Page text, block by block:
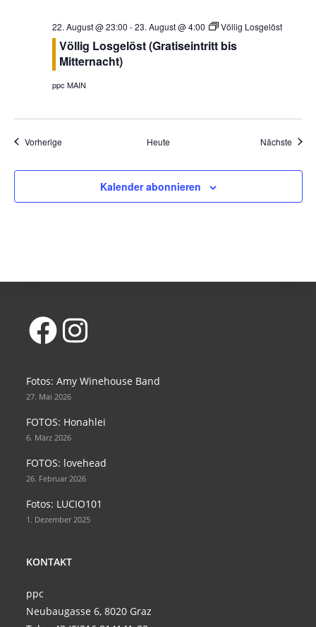
22. August @ 23:00 -23. August @ 4:00 Völlig Losgelöst
Völlig Losgelöst (Gratiseintritt bis
Mitternacht)
ppc MAIN
VorherigeVeranstaltungen Heute Nächste
Kalender abonnieren
a
tab
a
tab
Fotos: Amy Winehouse Band
27. Mai 2026
FOTOS: Honahlei
6. März 2026
FOTOS: lovehead
26. Februar 2026
Fotos: LUCIO101
1. Dezember 2025
KONTAKT
ppc
Neubaugasse 6, 8020 Graz